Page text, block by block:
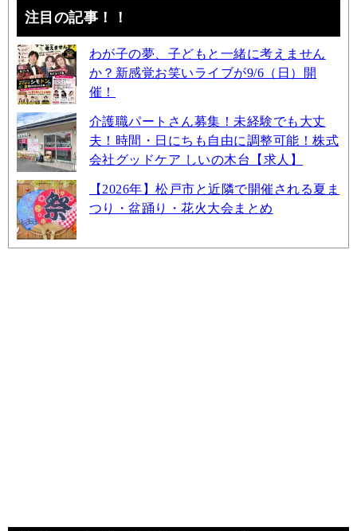
注目の記事！！
わが子の夢、子どもと一緒に考えません
か？新感覚お笑いライブが9/6（日）開
催！
介護職パートさん募集！未経験でも大丈
夫！時間・日にちも自由に調整可能！株式
会社グッドケア しいの木台【求人】
【2026年】松戸市と近隣で開催される夏ま
つり・盆踊り・花火大会まとめ